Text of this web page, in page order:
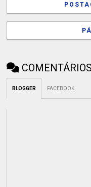
COMENTÁRIOS
BLOGGER FACEBOOK